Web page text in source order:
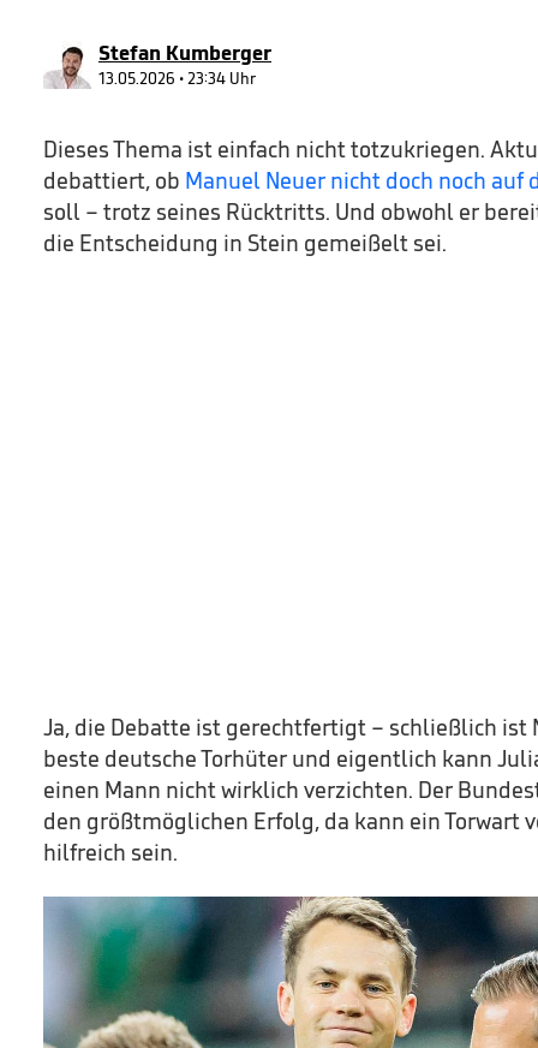
90%
Stefan Kumberger
13.05.2026 • 23:34 Uhr
Dieses Thema ist einfach nicht totzukriegen.
debattiert, ob Manuel Neuer nicht doch noch auf
soll – trotz seines Rücktritts. Und obwohl er
die Entscheidung in Stein gemeißelt sei.
Ja, die Debatte ist gerechtfertigt – schließlich ist
beste deutsche Torhüter und eigentlich kann
einen Mann nicht wirklich verzichten. Der
den größtmöglichen Erfolg, da kann ein Torwart
hilfreich sein.